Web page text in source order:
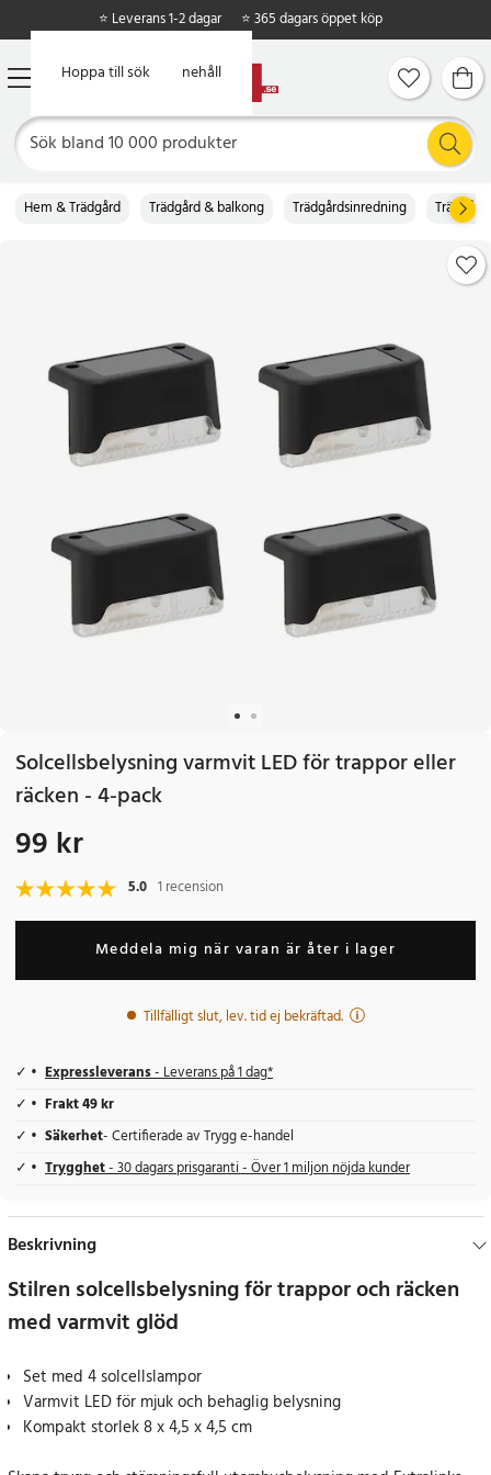
Hoppa till huvudinnehåll
Hoppa till sök
⭐ Leverans 1-2 dagar ⭐ 365 dagars öppet köp
Hem & Trädgård Trädgård & balkong Trädgårdsinredning
Solcellsbelysning varmvit LED för trappor eller
räcken - 4-pack
Pris: 99 kr
99 kr
5.0 1 recension
Meddela mig när varan är åter i lager
Tillfälligt slut, lev. tid ej bekräftad.
Expressleverans- Leverans på 1 dag*
Frakt 49 kr
Säkerhet- Certifierade av Trygg e-handel
Trygghet- 30 dagars prisgaranti - Över 1 miljon nöjda kunder
Beskrivning
Stilren solcellsbelysning för trappor och räcken
med varmvit glöd
Set med 4 solcellslampor
Varmvit LED för mjuk och behaglig belysning
Kompakt storlek 8 x 4,5 x 4,5 cm